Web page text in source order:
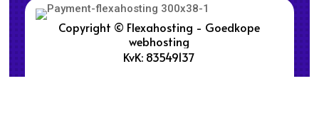
Copyright © Flexahosting - Goedkope
webhosting
KvK: 83549137